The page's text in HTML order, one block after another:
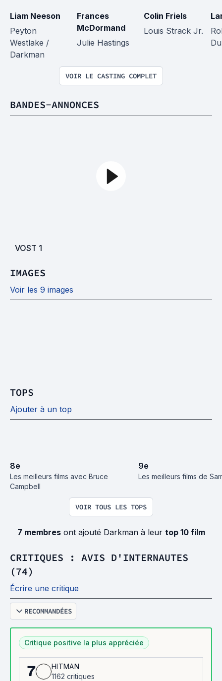
Liam Neeson
Peyton
Westlake /
Darkman
Frances
McDormand
Julie Hastings
Colin Friels
Louis Strack Jr.
VOIR LE CASTING COMPLET
BANDES-ANNONCES
VOST 1
IMAGES
Voir les 9 images
TOPS
Ajouter à un top
8e
Les meilleurs films avec Bruce
Campbell
9e
Les meilleurs films de
VOIR TOUS LES TOPS
7 membresont ajouté Darkman à leur top 10 film
CRITIQUES : AVIS D'INTERNAUTES
(74)
Écrire une critique
RECOMMANDÉES
Critique positive la plus appréciée
7
HITMAN
1162 critiques